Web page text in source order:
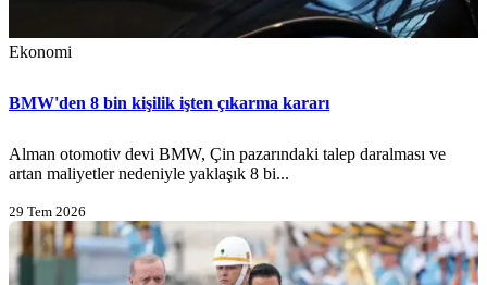
Ekonomi
BMW'den 8 bin kişilik işten çıkarma kararı
Alman otomotiv devi BMW, Çin pazarındaki talep daralması ve
artan maliyetler nedeniyle yaklaşık 8 bi...
29 Tem 2026